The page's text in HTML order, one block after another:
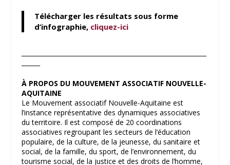
Télécharger les résultats sous forme
d’infographie, cliquez-ici
À PROPOS DU MOUVEMENT ASSOCIATIF NOUVELLE-
AQUITAINE
Le Mouvement associatif Nouvelle-Aquitaine est
l’instance représentative des dynamiques associatives
du territoire. Il est composé de 20 coordinations
associatives regroupant les secteurs de l’éducation
populaire, de la culture, de la jeunesse, du sanitaire et
social, de la famille, du sport, de l’environnement, du
tourisme social, de la justice et des droits de l’homme,